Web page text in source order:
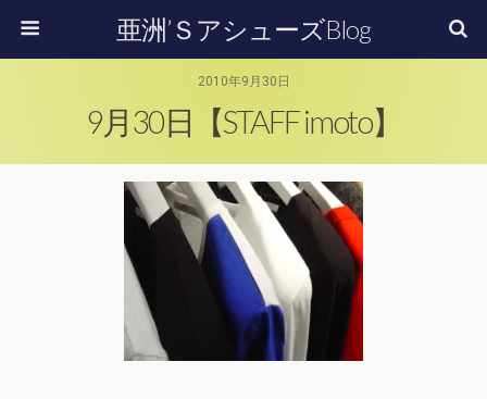
亜洲’ＳアシューズBlog
2010年9月30日
9月30日【STAFF imoto】